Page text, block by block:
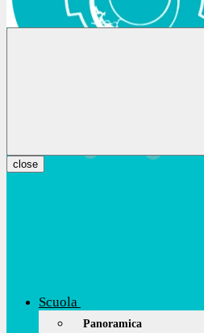
close
Scuola
Panoramica